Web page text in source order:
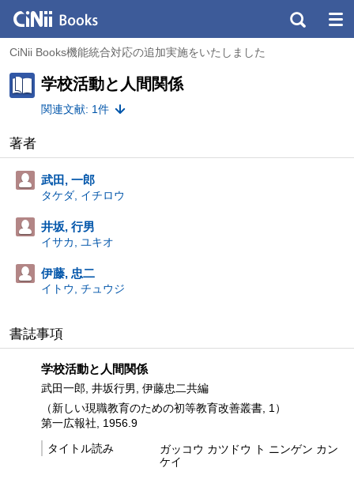
CiNii Books機能統合対応の追加実施をいたしました
学校活動と人間関係
関連文献: 1件
著者
武田, 一郎
タケダ, イチロウ
井坂, 行男
イサカ, ユキオ
伊藤, 忠二
イトウ, チュウジ
書誌事項
学校活動と人間関係
武田一郎, 井坂行男, 伊藤忠二共編
（新しい現職教育のための初等教育改善叢書, 1）
第一広報社, 1956.9
タイトル読み
ガッコウ カツドウ ト ニンゲン カン
ケイ